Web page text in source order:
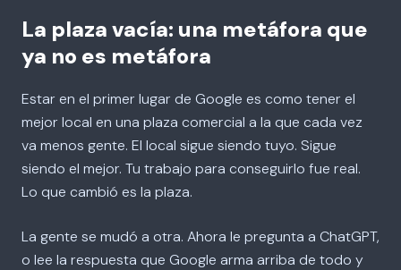
La plaza vacía: una metáfora que
ya no es metáfora
Estar en el primer lugar de Google es como tener el
mejor local en una plaza comercial a la que cada vez
va menos gente. El local sigue siendo tuyo. Sigue
siendo el mejor. Tu trabajo para conseguirlo fue real.
Lo que cambió es la plaza.
La gente se mudó a otra. Ahora le pregunta a ChatGPT,
o lee la respuesta que Google arma arriba de todo y